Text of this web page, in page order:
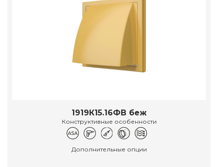
1919К15.16ФВ беж
Конструктивные особенности
Дополнительные опции